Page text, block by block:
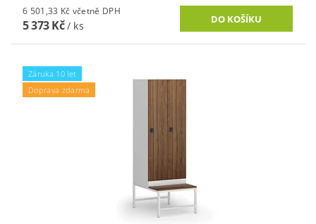
6 501,33 Kč včetně DPH
5 373 Kč/ ks
Záruka 10 let
Doprava zdarma